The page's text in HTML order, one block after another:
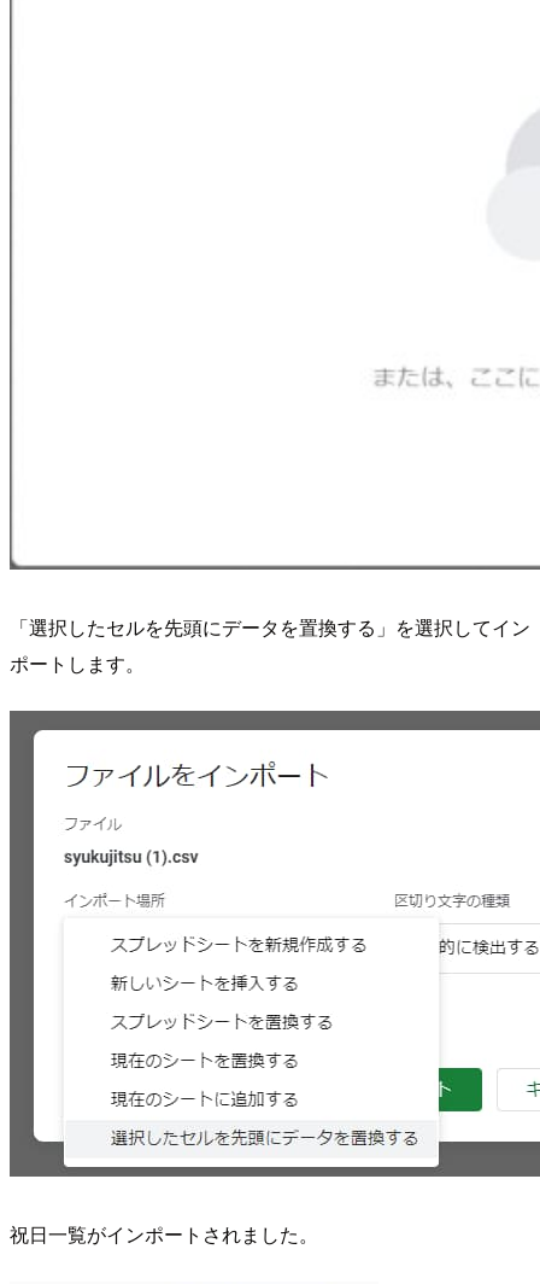
「選択したセルを先頭にデータを置換する」を選択してイン
ポートします。
祝日一覧がインポートされました。